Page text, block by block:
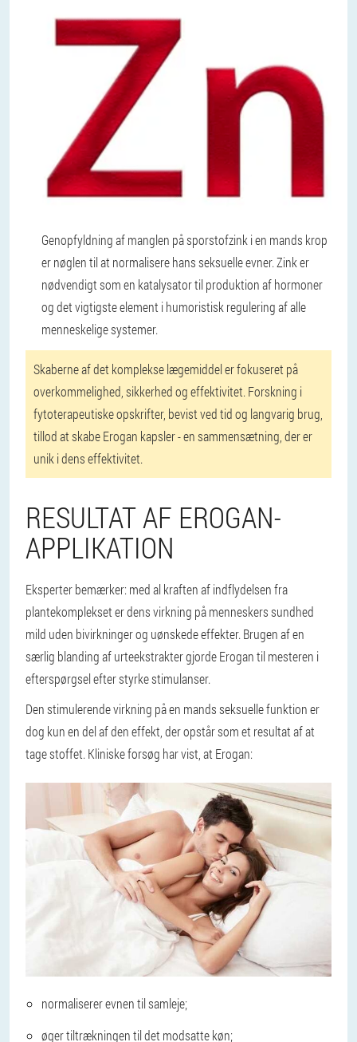
Genopfyldning af manglen på sporstofzink i en mands krop
er nøglen til at normalisere hans seksuelle evner. Zink er
nødvendigt som en katalysator til produktion af hormoner
og det vigtigste element i humoristisk regulering af alle
menneskelige systemer.
Skaberne af det komplekse lægemiddel er fokuseret på
overkommelighed, sikkerhed og effektivitet. Forskning i
fytoterapeutiske opskrifter, bevist ved tid og langvarig brug,
tillod at skabe Erogan kapsler - en sammensætning, der er
unik i dens effektivitet.
RESULTAT AF EROGAN-
APPLIKATION
Eksperter bemærker: med al kraften af ​​indflydelsen fra
plantekomplekset er dens virkning på menneskers sundhed
mild uden bivirkninger og uønskede effekter. Brugen af ​​en
særlig blanding af urteekstrakter gjorde Erogan til mesteren i
efterspørgsel efter styrke stimulanser.
Den stimulerende virkning på en mands seksuelle funktion er
dog kun en del af den effekt, der opstår som et resultat af at
tage stoffet. Kliniske forsøg har vist, at Erogan:
normaliserer evnen til samleje;
øger tiltrækningen til det modsatte køn;